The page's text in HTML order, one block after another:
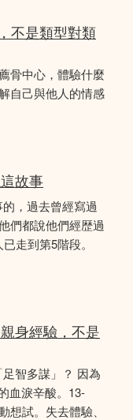
不是類型對類
骨中心，體驗什麼
自己與他人的情感
故事
，過去曾經寫過
們都說他們經歴過
走到第5階段。
身經驗，不是
智多謀」？ 因為
血淚辛酸。13-
試。失去體驗、